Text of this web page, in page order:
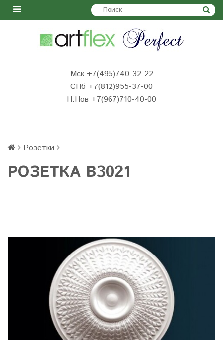
Мск +7(495)740-32-22
СПб +7(812)955-37-00
Н.Нов +7(967)710-40-00
Розетки
РОЗЕТКА B3021